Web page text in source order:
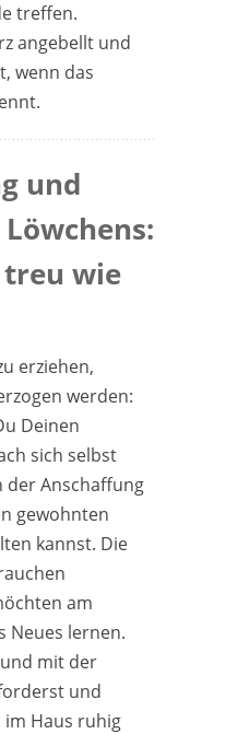
treffen.
angebellt und
wenn das
und
treu wie
erziehen,
werden:
Deinen
sich selbst
der Anschaffung
gewohnten
kannst. Die
am
Neues lernen.
mit der
und
Haus ruhig